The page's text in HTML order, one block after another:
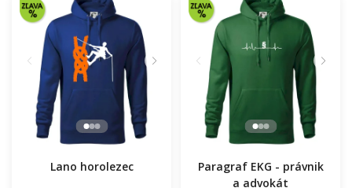
Lano horolezec
Paragraf EKG - právnik
a advokát